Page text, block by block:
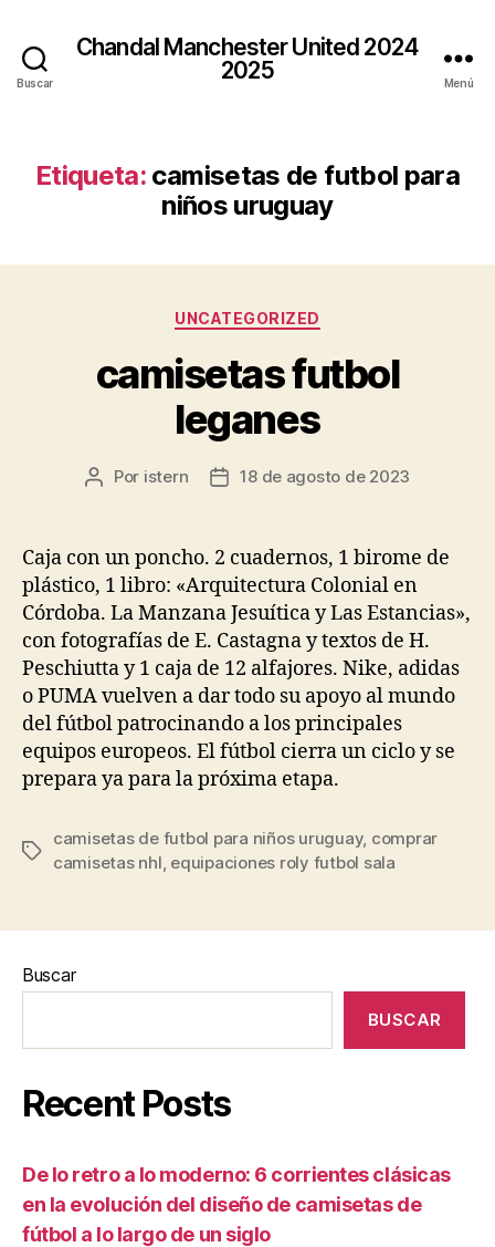
Buscar
Chandal Manchester United 2024
2025
Menú
Etiqueta: camisetas de futbol para
niños uruguay
Categorías
UNCATEGORIZED
camisetas futbol
leganes
Autor
entrada
Por istern
Fecha
entrada
18 de agosto de 2023
Caja con un poncho. 2 cuadernos, 1 birome de
plástico, 1 libro: «Arquitectura Colonial en
Córdoba. La Manzana Jesuítica y Las Estancias»,
con fotografías de E. Castagna y textos de H.
Peschiutta y 1 caja de 12 alfajores. Nike, adidas
o PUMA vuelven a dar todo su apoyo al mundo
del fútbol patrocinando a los principales
equipos europeos. El fútbol cierra un ciclo y se
prepara ya para la próxima etapa.
Etiquetas
camisetas de futbol para niños uruguay, comprar
camisetas nhl equipaciones roly futbol sala
Buscar
BUSCAR
Recent Posts
De lo retro a lo moderno: 6 corrientes clásicas
en la evolución del diseño de camisetas de
fútbol a lo largo de un siglo